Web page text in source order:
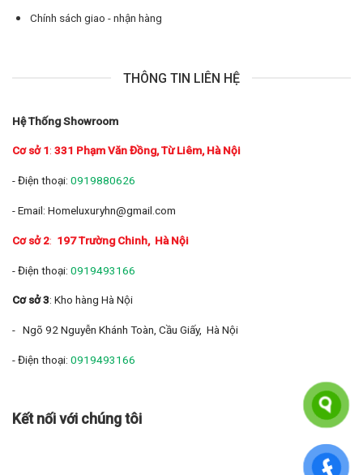
Chính sách giao - nhận hàng
THÔNG TIN LIÊN HỆ
Hệ Thống Showroom
Cơ sở 1: 331 Phạm Văn Đồng, Từ Liêm, Hà Nội
- Điện thoại: 0919880626
- Email: Homeluxuryhn@gmail.com
Cơ sở 2: 197 Trường Chinh, Hà Nội
- Điện thoại: 0919493166
Cơ sở 3: Kho hàng Hà Nội
- Ngõ 92 Nguyễn Khánh Toàn, Cầu Giấy, Hà Nội
- Điện thoại: 0919493166
Kết nối với chúng tôi